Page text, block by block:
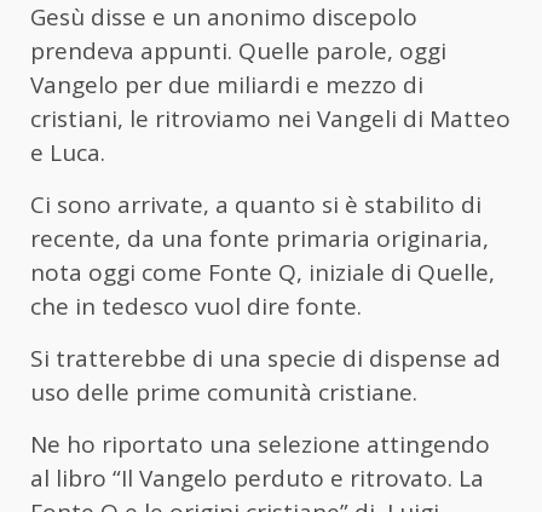
Gesù disse e un anonimo discepolo
prendeva appunti. Quelle parole, oggi
Vangelo per due miliardi e mezzo di
cristiani, le ritroviamo nei Vangeli di Matteo
e Luca.
Ci sono arrivate, a quanto si è stabilito di
recente, da una fonte primaria originaria,
nota oggi come Fonte Q, iniziale di Quelle,
che in tedesco vuol dire fonte.
Si tratterebbe di una specie di dispense ad
uso delle prime comunità cristiane.
Ne ho riportato una selezione attingendo
al libro “Il Vangelo perduto e ritrovato. La